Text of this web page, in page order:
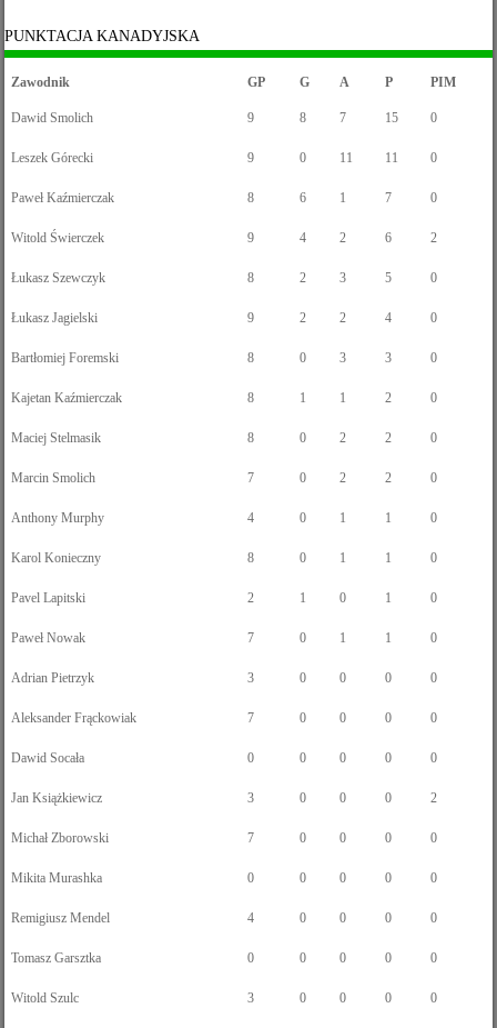
PUNKTACJA KANADYJSKA
Zawodnik GP G A P PIM
Dawid Smolich 9 8 7 15 0
Leszek Górecki 9 0 11 11 0
Paweł Kaźmierczak 8 6 1 7 0
Witold Świerczek 9 4 2 6 2
Łukasz Szewczyk 8 2 3 5 0
Łukasz Jagielski 9 2 2 4 0
Bartłomiej Foremski 8 0 3 3 0
Kajetan Kaźmierczak 8 1 1 2 0
Maciej Stelmasik 8 0 2 2 0
Marcin Smolich 7 0 2 2 0
Anthony Murphy 4 0 1 1 0
Karol Konieczny 8 0 1 1 0
Pavel Lapitski 2 1 0 1 0
Paweł Nowak 7 0 1 1 0
Adrian Pietrzyk 3 0 0 0 0
Aleksander Frąckowiak 7 0 0 0 0
Dawid Socała 0 0 0 0 0
Jan Książkiewicz 3 0 0 0 2
Michał Zborowski 7 0 0 0 0
Mikita Murashka 0 0 0 0 0
Remigiusz Mendel 4 0 0 0 0
Tomasz Garsztka 0 0 0 0 0
Witold Szulc 3 0 0 0 0